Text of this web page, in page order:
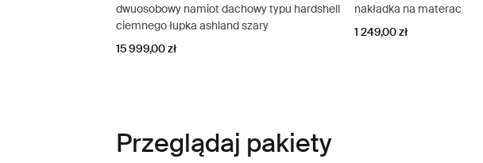
dwuosobowy namiot dachowy typu hardshell
ciemnego łupka ashland szary
15 999,00 zł
nakładka na materac
1 249,00 zł
Przeglądaj pakiety